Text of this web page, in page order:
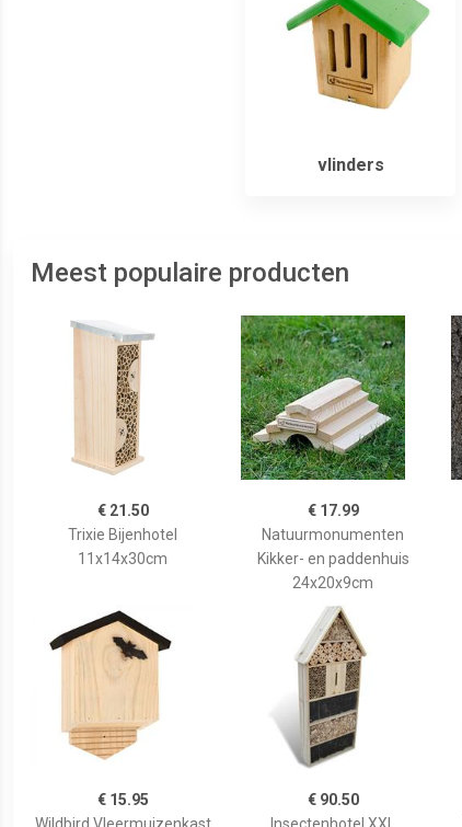
vlinders
Meest populaire producten
€ 21.50
Trixie Bijenhotel
11x14x30cm
€ 17.99
Natuurmonumenten
Kikker- en paddenhuis
24x20x9cm
€ 15.95
€ 90.50